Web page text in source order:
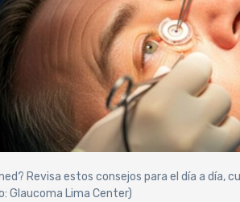
Revisa estos consejos para el día a día,
Glaucoma Lima Center)